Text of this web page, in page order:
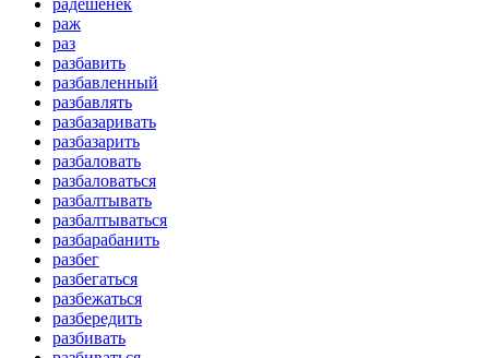
раж
раз
разбавить
разбавленный
разбавлять
разбазаривать
разбазарить
разбаловать
разбаловаться
разбалтывать
разбалтываться
разбарабанить
разбег
разбегаться
разбежаться
разбередить
разбивать